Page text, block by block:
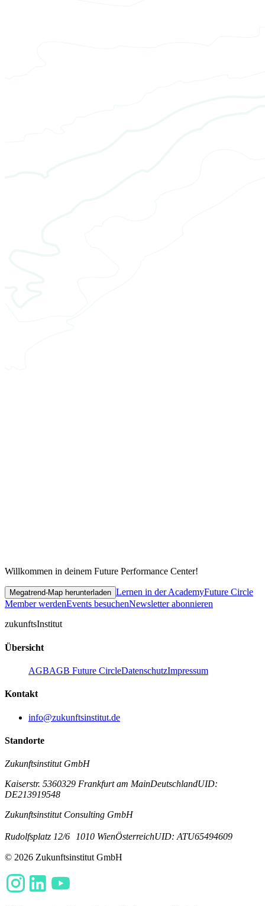
Willkommen in deinem Future Performance Center!
Megatrend-Map herunterladen Lernen in der AcademyFuture Circle
Member werdenEvents besuchenNewsletter abonnieren
zukunftsInstitut
Übersicht
AGBAGB Future CircleDatenschutzImpressum
Kontakt
info@zukunftsinstitut.de
Standorte
Zukunftsinstitut GmbH
Kaiserstr. 5360329 Frankfurt am MainDeutschlandUID:
DE213919548
Zukunftsinstitut Consulting GmbH
Rudolfsplatz 12/6 1010 WienÖsterreichUID: ATU65494609
© 2026 Zukunftsinstitut GmbH